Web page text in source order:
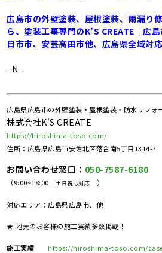
広島市の外壁塗装、屋根塗装、雨漏り
ら、塗装工事専門のK’S CREATE｜広
日市市、安芸高田市他、広島県全域対応
−N−
広島県広島市の外壁塗装・屋根塗装・防水リフォ
株式会社K'S CREATE
https://hiroshima-toso.com/
住所：広島県広島市安佐北区落合南5丁目1314-7
お問い合わせ窓口： 050-7587-6180
（9:00~18:00 土日祝も対応 ）
対応エリア：広島県広島市、他
★ 地元のお客様の施工実績多数掲載！
施工実績
https://hiroshima-toso.com/